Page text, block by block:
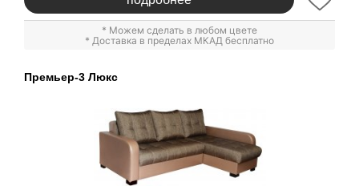
* Можем сделать в любом цвете
* Доставка в пределах МКАД бесплатно
Премьер-3 Люкс